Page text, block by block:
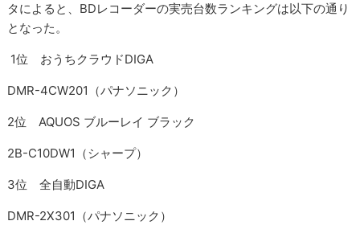
タによると、BDレコーダーの実売台数ランキングは以下の通り
となった。
1位 おうちクラウドDIGA
DMR-4CW201（パナソニック）
2位 AQUOS ブルーレイ ブラック
2B-C10DW1（シャープ）
3位 全自動DIGA
DMR-2X301（パナソニック）